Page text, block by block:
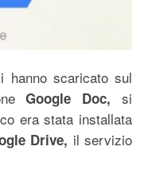
hanno scaricato sul
Google Doc, si
era stata installata
Drive, il servizio